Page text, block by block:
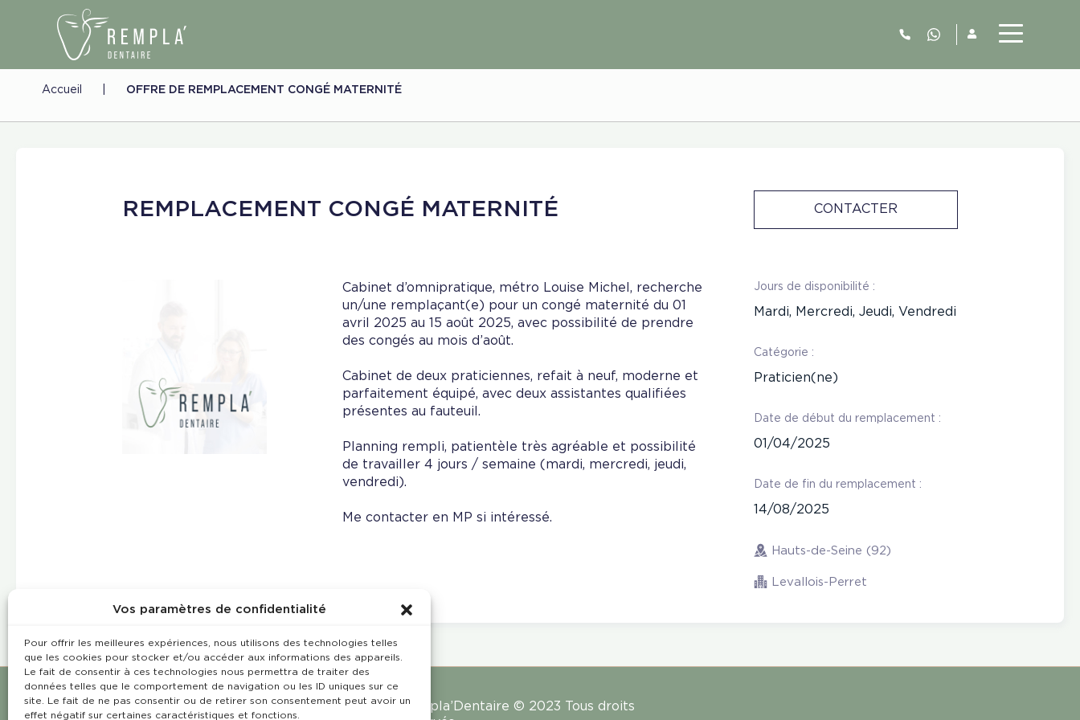
Vos paramètres de confidentialité
Pour offrir les meilleures expériences, nous utilisons des technologies telles
que les cookies pour stocker et/ou accéder aux informations des appareils.
Le fait de consentir à ces technologies nous permettra de traiter des
données telles que le comportement de navigation ou les ID uniques sur ce
site. Le fait de ne pas consentir ou de retirer son consentement peut avoir un
effet négatif sur certaines caractéristiques et fonctions.
06.52.63.77.73
Accueil OFFRE DE REMPLACEMENT CONGÉ MATERNITÉ
REMPLACEMENT CONGÉ MATERNITÉ CONTACTER
Cabinet d’omnipratique, métro Louise Michel, recherche
un/une remplaçant(e) pour un congé maternité du 01
avril 2025 au 15 août 2025, avec possibilité de prendre
des congés au mois d’août.
Cabinet de deux praticiennes, refait à neuf, moderne et
parfaitement équipé, avec deux assistantes qualifiées
présentes au fauteuil.
Planning rempli, patientèle très agréable et possibilité
de travailler 4 jours / semaine (mardi, mercredi, jeudi,
vendredi).
Me contacter en MP si intéressé.
Jours de disponibilité :
Mardi, Mercredi, Jeudi, Vendredi
Catégorie :
Praticien(ne)
Date de début du remplacement :
01/04/2025
Date de fin du remplacement :
14/08/2025
Hauts-de-Seine (92)
Levallois-Perret
Rempla’Dentaire © 2023 Tous droits